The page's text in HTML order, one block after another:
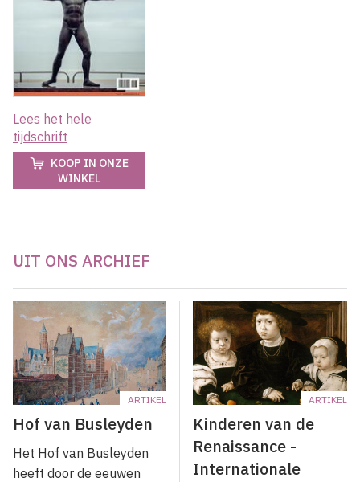
Lees het hele
tijdschrift
KOOP IN ONZE
WINKEL
UIT ONS ARCHIEF
ARTIKEL
Hof van Busleyden
Het Hof van Busleyden
heeft door de eeuwen
ARTIKEL
Kinderen van de
Renaissance -
Internationale